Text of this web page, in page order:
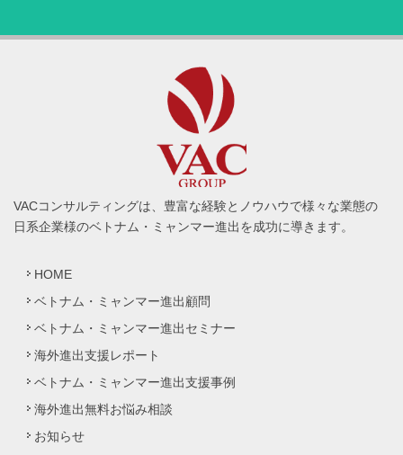
VACコンサルティングは、豊富な経験とノウハウで様々な業態の
日系企業様のベトナム・ミャンマー進出を成功に導きます。
HOME
ベトナム・ミャンマー進出顧問
ベトナム・ミャンマー進出セミナー
海外進出支援レポート
ベトナム・ミャンマー進出支援事例
海外進出無料お悩み相談
お知らせ